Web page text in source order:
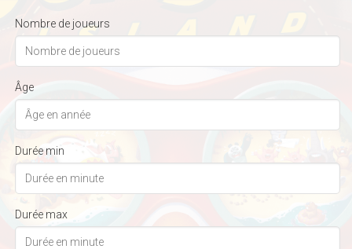
Nombre de joueurs
Âge
Durée min
Durée max